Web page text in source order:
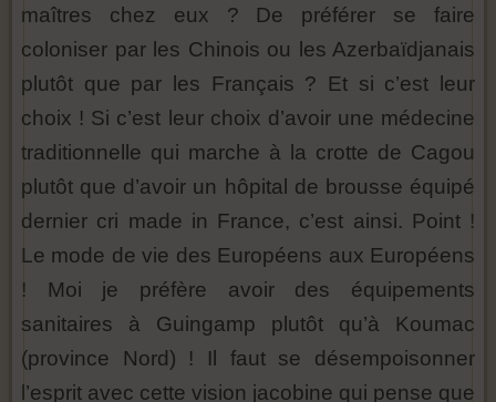
maîtres chez eux ? De préférer se faire
coloniser par les Chinois ou les Azerbaïdjanais
plutôt que par les Français ? Et si c’est leur
choix ! Si c’est leur choix d’avoir une médecine
traditionnelle qui marche à la crotte de Cagou
plutôt que d’avoir un hôpital de brousse équipé
dernier cri made in France, c’est ainsi. Point !
Le mode de vie des Européens aux Européens
! Moi je préfère avoir des équipements
sanitaires à Guingamp plutôt qu’à Koumac
(province Nord) ! Il faut se désempoisonner
l’esprit avec cette vision jacobine qui pense que